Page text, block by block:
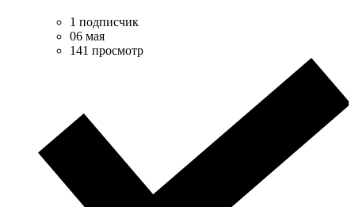
1 подписчик
06 мая
141 просмотр